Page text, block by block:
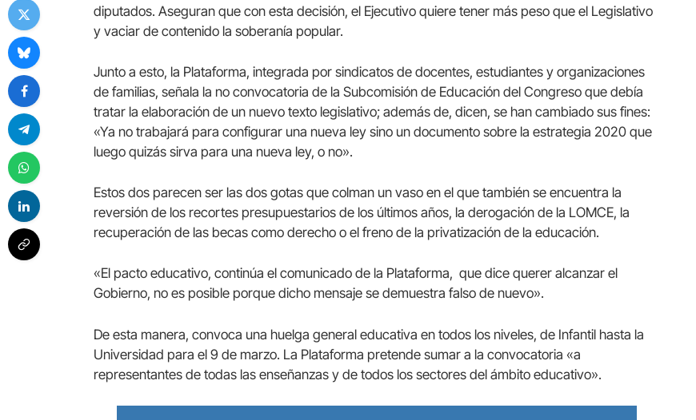
diputados. Aseguran que con esta decisión, el Ejecutivo quiere tener más peso que el Legislativo
y vaciar de contenido la soberanía popular.
Junto a esto, la Plataforma, integrada por sindicatos de docentes, estudiantes y organizaciones
de familias, señala la no convocatoria de la Subcomisión de Educación del Congreso que debía
tratar la elaboración de un nuevo texto legislativo; además de, dicen, se han cambiado sus fines:
«Ya no trabajará para configurar una nueva ley sino un documento sobre la estrategia 2020 que
luego quizás sirva para una nueva ley, o no».
Estos dos parecen ser las dos gotas que colman un vaso en el que también se encuentra la
reversión de los recortes presupuestarios de los últimos años, la derogación de la LOMCE, la
recuperación de las becas como derecho o el freno de la privatización de la educación.
«El pacto educativo, continúa el comunicado de la Plataforma, que dice querer alcanzar el
Gobierno, no es posible porque dicho mensaje se demuestra falso de nuevo».
De esta manera, convoca una huelga general educativa en todos los niveles, de Infantil hasta la
Universidad para el 9 de marzo. La Plataforma pretende sumar a la convocatoria «a
representantes de todas las enseñanzas y de todos los sectores del ámbito educativo».